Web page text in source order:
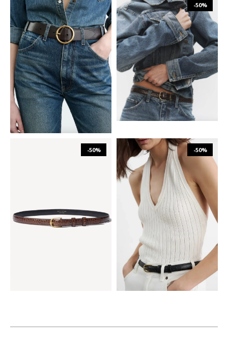
-50%
₪1,505
₪
80 85 90
₪1,874
₪937
75 80 85
-50%
₪1,505
₪ 753
75 80 85
-50%
₪1,505
₪753